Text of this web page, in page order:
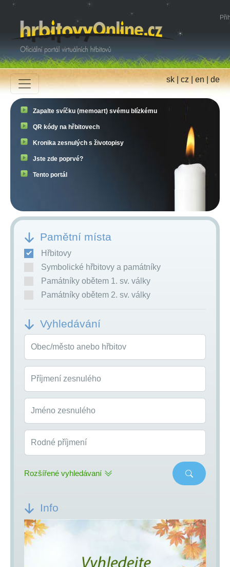
sk|cz|en|de
Zapalte svíčku (memoart) svému blízkému
QR kódy na hřbitovech
Kronika zesnulých s životopisy
Jste zde poprvé?
Tento portál
Pamětní místa
Hřbitovy
Symbolické hřbitovy a památníky
Památníky obětem 1. sv. války
Památníky obětem 2. sv. války
Vyhledávání
Obec/město anebo hřbitov
Příjmení zesnulého
Jméno zesnulého
Rodné příjmení
Rozšířené vyhledávaní
Info